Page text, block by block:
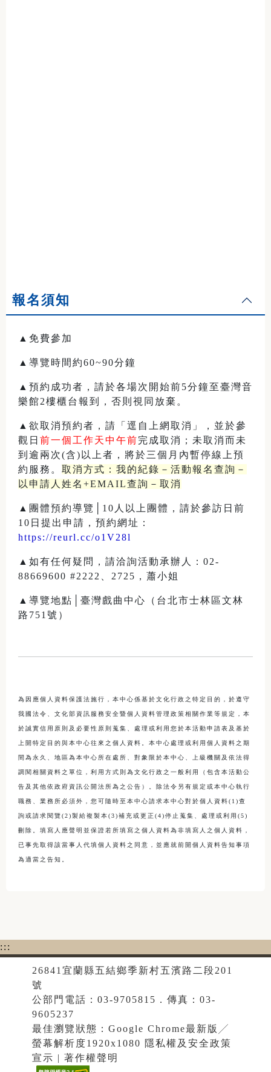
報名須知
▲免費參加
▲導覽時間約60~90分鐘
▲預約成功者，請於各場次開始前5分鐘至臺灣音
樂館2樓櫃台報到，否則視同放棄。
▲欲取消預約者，請「逕自上網取消」，並於參
觀日 前一個工作天中午前完成取消；未取消而未
到逾兩次(含)以上者，將於三個月內暫停線上預
約服務。 取消方式：我的紀錄－活動報名查詢－
以申請人姓名+EMAIL查詢－取消
▲團體預約導覽│10人以上團體，請於參訪日前
10日提出申請，預約網址：
https://reurl.cc/o1V28l
▲如有任何疑問，請洽詢活動承辦人：02-
88669600 #2222、2725，蕭小姐
▲導覽地點│臺灣戲曲中心（台北市士林區文林
路751號）
為因應個人資料保護法施行，本中心係基於文化行政之特定目的，於遵守
我國法令、文化部資訊服務安全暨個人資料管理政策相關作業等規定，本
於誠實信用原則及必要性原則蒐集、處理或利用您於本活動申請表及基於
上開特定目的與本中心往來之個人資料。本中心處理或利用個人資料之期
間為永久、地區為本中心所在處所、對象限於本中心、上級機關及依法得
調閱相關資料之單位，利用方式則為文化行政之一般利用（包含本活動公
告及其他依政府資訊公開法所為之公告）。除法令另有規定或本中心執行
職務、業務所必須外，您可隨時至本中心請求本中心對於個人資料(1)查
詢或請求閱覽(2)製給複製本(3)補充或更正(4)停止蒐集、處理或利用(5)
刪除。填寫人應聲明並保證若所填寫之個人資料為非填寫人之個人資料，
已事先取得該當事人代填個人資料之同意，並應就前開個人資料告知事項
為適當之告知。
:::
26841宜蘭縣五結鄉季新村五濱路二段201
號
公部門電話：03-9705815．傳真：03-
9605237
最佳瀏覽狀態：Google Chrome最新版╱
螢幕解析度1920x1080 隱私權及安全政策
宣示 | 著作權聲明